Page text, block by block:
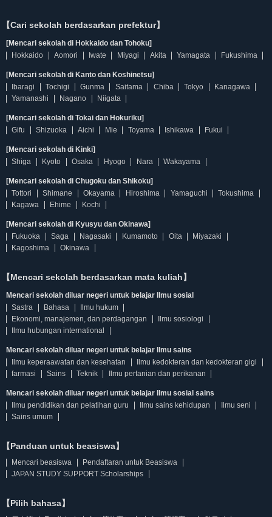
【Cari sekolah berdasarkan prefektur】
[Mencari sekolah di Hokkaido dan Tohoku]
Hokkaido
Aomori Iwate Miyagi Akita Yamagata Fukushima
[Mencari sekolah di Kanto dan Koshinetsu]
Ibaragi
Tochigi Gunma Saitama Chiba Tokyo
Kanagawa
Yamanashi
Nagano Niigata
[Mencari sekolah di Tokai dan Hokuriku]
Gifu
Shizuoka Aichi Mie Toyama Ishikawa Fukui
[Mencari sekolah di Kinki]
Shiga
Kyoto Osaka Hyogo Nara Wakayama
[Mencari sekolah di Chugoku dan Shikoku]
Tottori
Shimane Okayama Hiroshima Yamaguchi
Tokushima
Kagawa
Ehime Kochi
[Mencari sekolah di Kyusyu dan Okinawa]
Fukuoka
Saga Nagasaki Kumamoto Oita
Miyazaki
Kagoshima
Okinawa
【Mencari sekolah berdasarkan mata kuliah】
Mencari sekolah diluar negeri untuk belajar Ilmu sosial
Sastra
Bahasa
Ilmu hukum
Ekonomi, manajemen, dan perdagangan
Ilmu sosiologi
Ilmu hubungan international
Mencari sekolah diluar negeri untuk belajar Ilmu sains
Ilmu keperaawatan dan kesehatan
Ilmu kedokteran dan kedokteran gigi
farmasi
Sains Teknik Ilmu pertanian dan perikanan
Mencari sekolah diluar negeri untuk belajar Ilmu sosial sains
Ilmu pendidikan dan pelatihan guru
Ilmu sains kehidupan
Ilmu seni
Sains umum
【Panduan untuk beasiswa】
Mencari beasiswa
Pendaftaran untuk Beasiswa
JAPAN STUDY SUPPORT Scholarships
【Pilih bahasa】